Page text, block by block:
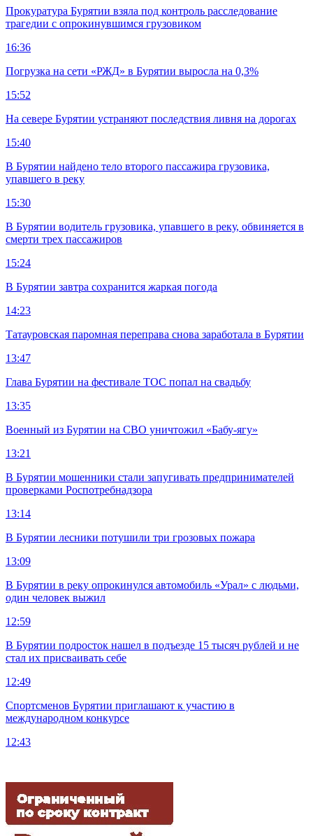
Прокуратура Бурятии взяла под контроль расследование
трагедии с опрокинувшимся грузовиком
16:36
Погрузка на сети «РЖД» в Бурятии выросла на 0,3%
15:52
На севере Бурятии устраняют последствия ливня на дорогах
15:40
В Бурятии найдено тело второго пассажира грузовика,
упавшего в реку
15:30
В Бурятии водитель грузовика, упавшего в реку, обвиняется в
смерти трех пассажиров
15:24
В Бурятии завтра сохранится жаркая погода
14:23
Татауровская паромная переправа снова заработала в Бурятии
13:47
Глава Бурятии на фестивале ТОС попал на свадьбу
13:35
Военный из Бурятии на СВО уничтожил «Бабу-ягу»
13:21
В Бурятии мошенники стали запугивать предпринимателей
проверками Роспотребнадзора
13:14
В Бурятии лесники потушили три грозовых пожара
13:09
В Бурятии в реку опрокинулся автомобиль «Урал» с людьми,
один человек выжил
12:59
В Бурятии подросток нашел в подъезде 15 тысяч рублей и не
стал их присваивать себе
12:49
Спортсменов Бурятии приглашают к участию в
международном конкурсе
12:43